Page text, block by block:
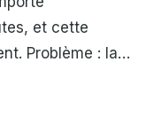
et cette
Problème : la…